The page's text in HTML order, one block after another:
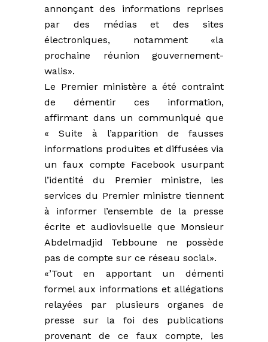
annonçant des informations reprises
par des médias et des sites
électroniques, notamment «la
prochaine réunion gouvernement-
walis».
Le Premier ministère a été contraint
de démentir ces information,
affirmant dans un communiqué que
« Suite à l’apparition de fausses
informations produites et diffusées via
un faux compte Facebook usurpant
l’identité du Premier ministre, les
services du Premier ministre tiennent
à informer l’ensemble de la presse
écrite et audiovisuelle que Monsieur
Abdelmadjid Tebboune ne possède
pas de compte sur ce réseau social».
«’Tout en apportant un démenti
formel aux informations et allégations
relayées par plusieurs organes de
presse sur la foi des publications
provenant de ce faux compte, les